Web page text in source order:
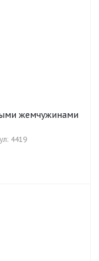
жемчужинами
4419